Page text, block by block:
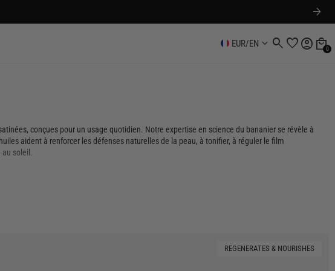
arrow_forward
EUR/EN keyboard_arrow_down search favoriteaccount_circle local_mall
0
conçues pour un usage quotidien. Notre expertise en science du bananier se révèle à
aident à renforcer les défenses naturelles de la peau, à tonifier, à réguler le film
soleil.
REGENERATES & NOURISHES